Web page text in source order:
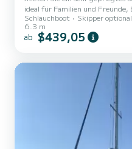
ideal für Familien und Freunde,
Möglichkeit, es mit Fahrer oder
Bootsführerschein besitzen
Schlauchboot Skipper optional
6.3 m
ab $439,05